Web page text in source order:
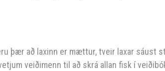
þær að laxinn er mættur, tveir laxar sáust
veiðimenn til að skrá allan fisk í